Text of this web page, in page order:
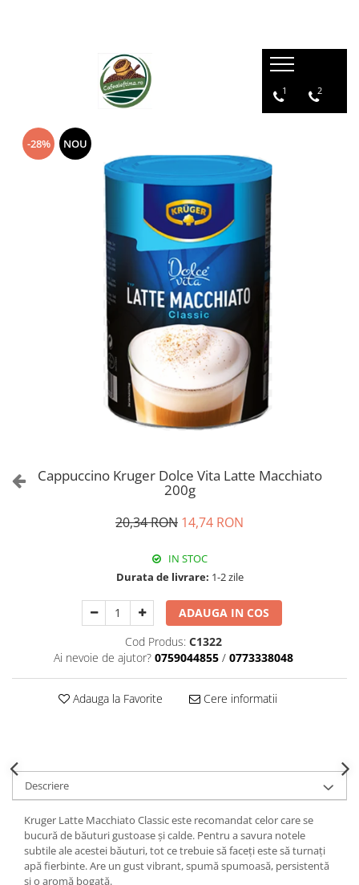
1 2
-28% NOU
Cappuccino Kruger Dolce Vita Latte Macchiato
200g
20,34 RON 14,74 RON
IN STOC
Durata de livrare: 1-2 zile
ADAUGA IN COS
Cod Produs: C1322
Ai nevoie de ajutor? 0759044855 / 0773338048
Adauga la Favorite Cere informatii
Descriere
Kruger Latte Macchiato Classic este recomandat celor care se
bucură de băuturi gustoase și calde. Pentru a savura notele
subtile ale acestei băuturi, tot ce trebuie să faceți este să turnați
apă fierbinte. Are un gust vibrant, spumă spumoasă, persistentă
și o aromă bogată.